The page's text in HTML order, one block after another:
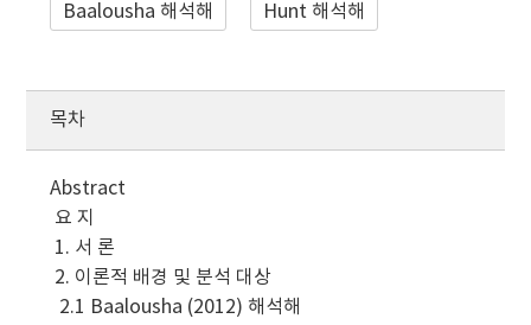
Baalousha 해석해 Hunt 해석해
목차
Abstract
요 지
1. 서 론
2. 이론적 배경 및 분석 대상
2.1 Baalousha (2012) 해석해